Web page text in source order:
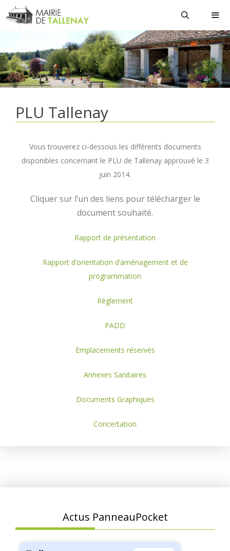
Aller
au
PLU Tallenay
Vous trouverez ci-dessous les différents documents
disponibles concernant le PLU de Tallenay approuvé le 3
juin 2014.
Cliquer sur l’un des liens pour télécharger le
document souhaité.
Rapport de présentation
Rapport d’orientation d’aménagement et de
programmation
Règlement
PADD
Emplacements réservés
Annexes Sanitaires
Documents Graphiques
Concertation
Actus PanneauPocket